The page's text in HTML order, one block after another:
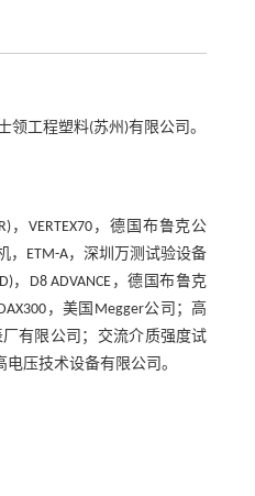
领工程塑料(苏州)有限公司。
VERTEX70，德国布鲁克公
，ETM-A，深圳万测试验设备
，D8 ADVANCE，德国布鲁克
，美国Megger公司；高
厂有限公司；交流介质强度试
电压技术设备有限公司。